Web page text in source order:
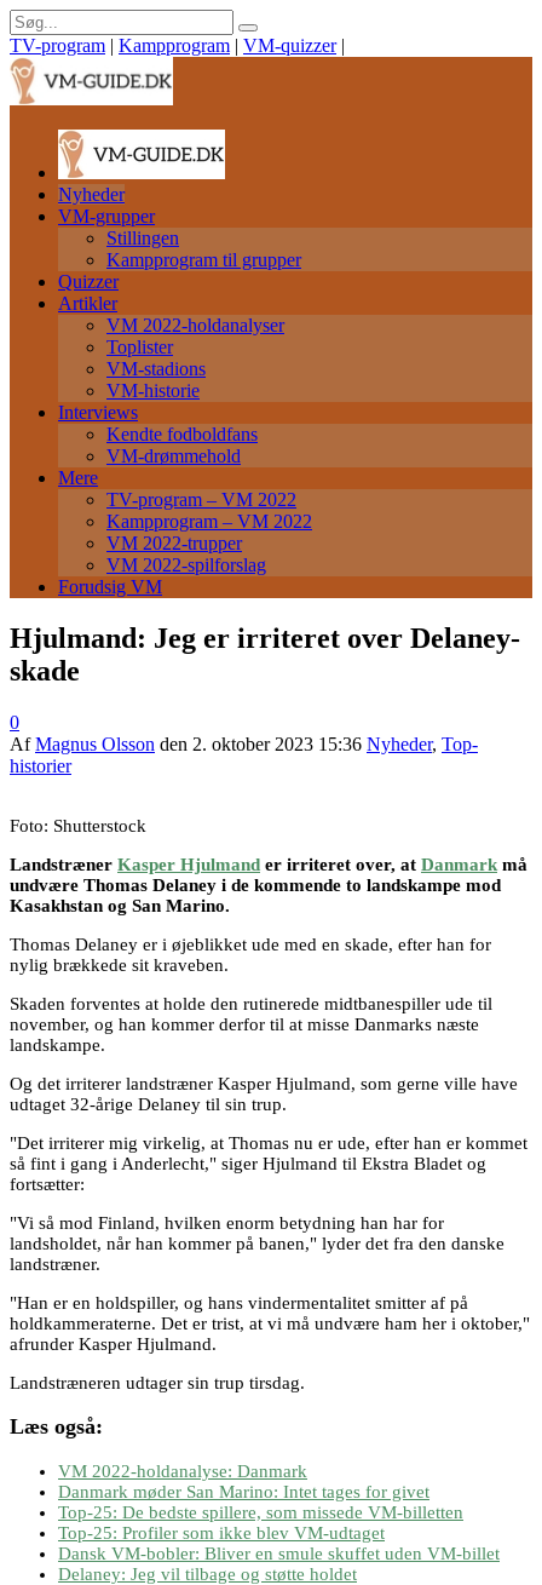
TV-program | Kampprogram | VM-quizzer |
Nyheder
VM-grupper
Stillingen
Kampprogram til grupper
Quizzer
Artikler
VM 2022-holdanalyser
Toplister
VM-stadions
VM-historie
Interviews
Kendte fodboldfans
VM-drømmehold
Mere
TV-program – VM 2022
Kampprogram – VM 2022
VM 2022-trupper
VM 2022-spilforslag
Forudsig VM
Hjulmand: Jeg er irriteret over Delaney-
skade
0
AfMagnus Olsson den 2. oktober 2023 15:36 Nyheder, Top-
historier
Foto: Shutterstock
Landstræner Kasper Hjulmand er irriteret over, at Danmark må
undvære Thomas Delaney i de kommende to landskampe mod
Kasakhstan og San Marino.
Thomas Delaney er i øjeblikket ude med en skade, efter han for
nylig brækkede sit kraveben.
Skaden forventes at holde den rutinerede midtbanespiller ude til
november, og han kommer derfor til at misse Danmarks næste
landskampe.
Og det irriterer landstræner Kasper Hjulmand, som gerne ville have
udtaget 32-årige Delaney til sin trup.
"Det irriterer mig virkelig, at Thomas nu er ude, efter han er kommet
så fint i gang i Anderlecht," siger Hjulmand til Ekstra Bladet og
fortsætter:
"Vi så mod Finland, hvilken enorm betydning han har for
landsholdet, når han kommer på banen," lyder det fra den danske
landstræner.
"Han er en holdspiller, og hans vindermentalitet smitter af på
holdkammeraterne. Det er trist, at vi må undvære ham her i oktober,"
afrunder Kasper Hjulmand.
Landstræneren udtager sin trup tirsdag.
Læs også:
VM 2022-holdanalyse: Danmark
Danmark møder San Marino: Intet tages for givet
Top-25: De bedste spillere, som missede VM-billetten
Top-25: Profiler som ikke blev VM-udtaget
Dansk VM-bobler: Bliver en smule skuffet uden VM-billet
Delaney: Jeg vil tilbage og støtte holdet